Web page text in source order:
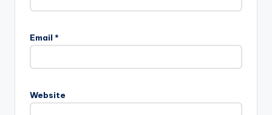
Email *
Website